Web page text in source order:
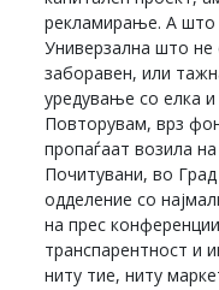
рекламирање. А што
Универзална што
заборавен, или
уредување со елка
Повторувам, врз
пропаѓаат возила
Почитувани, во
одделение со
на прес
транспарентност и
ниту тие, ниту